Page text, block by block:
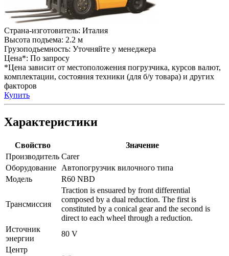
Страна-изготовитель: Италия
Высота подъема: 2.2 м
Грузоподъемность: Уточняйте у менеджера
Цена*: По запросу
*Цена зависит от местоположения погрузчика, курсов валют,
комплектации, состояния техники (для б/у товара) и других
факторов
Купить
Характеристики
Свойство
Значение
Производитель Carer
Оборудование
Автопогрузчик вилочного типа
Модель
R60 NBD
Трансмиссия
Traction is ensuared by front differential
composed by a dual reduction. The first is
constituted by a conical gear and the second is
direct to each wheel through a reduction.
Источник
энергии
80 V
Центр